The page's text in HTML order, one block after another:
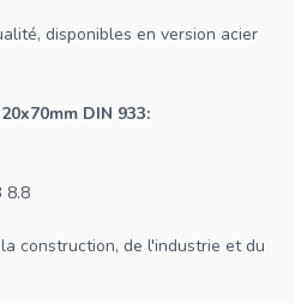
disponibles en version acier
DIN 933:
8.8
construction, de l'industrie et du